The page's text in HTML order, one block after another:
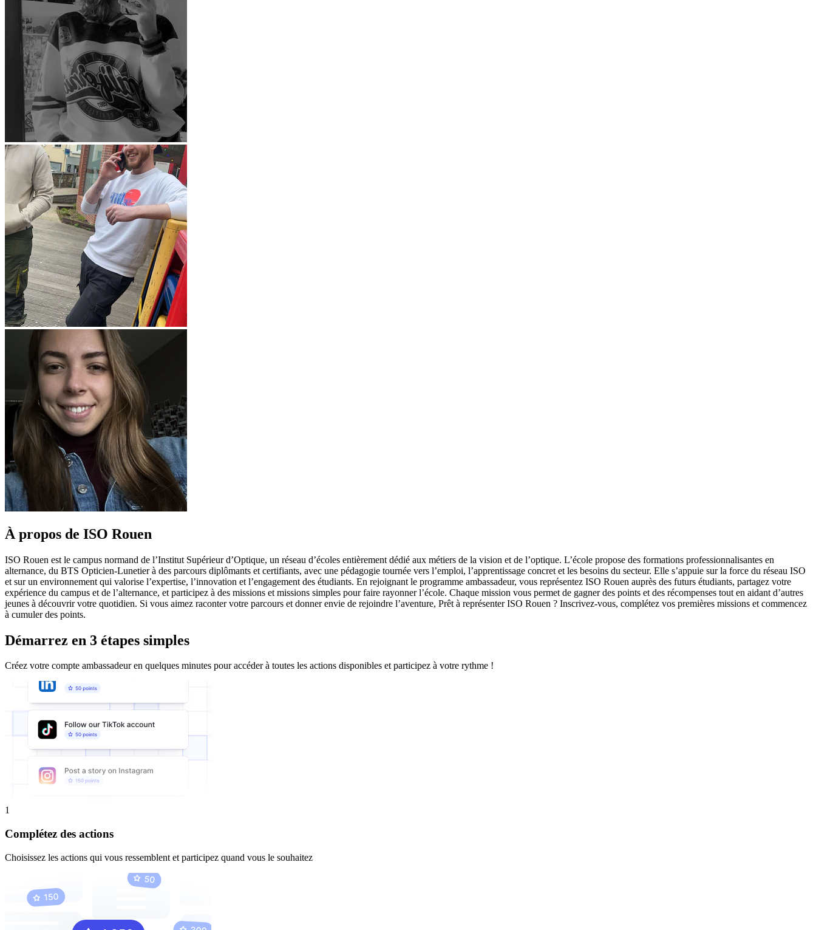
À propos de ISO Rouen
ISO Rouen est le campus normand de l’Institut Supérieur d’Optique, un réseau d’écoles entièrement dédié aux métiers de la vision et de l’optique. L’école propose des formations professionnalisantes en
alternance, du BTS Opticien-Lunetier à des parcours diplômants et certifiants, avec une pédagogie tournée vers l’emploi, l’apprentissage concret et les besoins du secteur. Elle s’appuie sur la force du réseau ISO
et sur un environnement qui valorise l’expertise, l’innovation et l’engagement des étudiants. En rejoignant le programme ambassadeur, vous représentez ISO Rouen auprès des futurs étudiants, partagez votre
expérience du campus et de l’alternance, et participez à des missions et missions simples pour faire rayonner l’école. Chaque mission vous permet de gagner des points et des récompenses tout en aidant d’autres
jeunes à découvrir votre quotidien. Si vous aimez raconter votre parcours et donner envie de rejoindre l’aventure, Prêt à représenter ISO Rouen ? Inscrivez-vous, complétez vos premières missions et commencez
à cumuler des points.
Démarrez en 3 étapes simples
Créez votre compte ambassadeur en quelques minutes pour accéder à toutes les actions disponibles et participez à votre rythme !
1
Complétez des actions
Choisissez les actions qui vous ressemblent et participez quand vous le souhaitez